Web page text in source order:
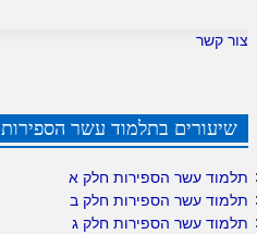
צור קשר
שיעורים בתלמוד עשר הספירות
תלמוד עשר הספירות חלק א
תלמוד עשר הספירות חלק ב
תלמוד עשר הספירות חלק ג